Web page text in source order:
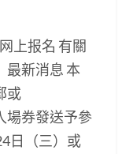
上报名 有關
最新消息 本
或
場券發送予參
日（三）或